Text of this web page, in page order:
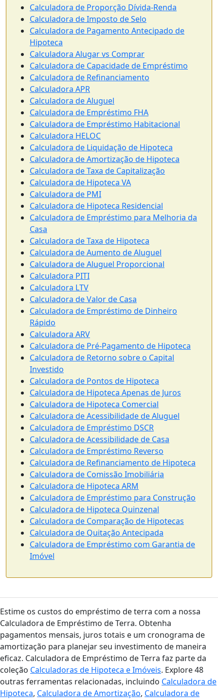
Calculadora de Proporção Dívida-Renda
Calculadora de Imposto de Selo
Calculadora de Pagamento Antecipado de
Hipoteca
Calculadora Alugar vs Comprar
Calculadora de Capacidade de Empréstimo
Calculadora de Refinanciamento
Calculadora APR
Calculadora de Aluguel
Calculadora de Empréstimo FHA
Calculadora de Empréstimo Habitacional
Calculadora HELOC
Calculadora de Liquidação de Hipoteca
Calculadora de Amortização de Hipoteca
Calculadora de Taxa de Capitalização
Calculadora de Hipoteca VA
Calculadora de PMI
Calculadora de Hipoteca Residencial
Calculadora de Empréstimo para Melhoria da
Casa
Calculadora de Taxa de Hipoteca
Calculadora de Aumento de Aluguel
Calculadora de Aluguel Proporcional
Calculadora PITI
Calculadora LTV
Calculadora de Valor de Casa
Calculadora de Empréstimo de Dinheiro
Rápido
Calculadora ARV
Calculadora de Pré-Pagamento de Hipoteca
Calculadora de Retorno sobre o Capital
Investido
Calculadora de Pontos de Hipoteca
Calculadora de Hipoteca Apenas de Juros
Calculadora de Hipoteca Comercial
Calculadora de Acessibilidade de Aluguel
Calculadora de Empréstimo DSCR
Calculadora de Acessibilidade de Casa
Calculadora de Empréstimo Reverso
Calculadora de Refinanciamento de Hipoteca
Calculadora de Comissão Imobiliária
Calculadora de Hipoteca ARM
Calculadora de Empréstimo para Construção
Calculadora de Hipoteca Quinzenal
Calculadora de Comparação de Hipotecas
Calculadora de Quitação Antecipada
Calculadora de Empréstimo com Garantia de
Imóvel
Estime os custos do empréstimo de terra com a nossa
Calculadora de Empréstimo de Terra. Obtenha
pagamentos mensais, juros totais e um cronograma de
amortização para planejar seu investimento de maneira
eficaz. Calculadora de Empréstimo de Terra faz parte da
coleção Calculadoras de Hipoteca e Imóveis. Explore 48
outras ferramentas relacionadas, incluindo Calculadora de
Hipoteca, Calculadora de Amortização, Calculadora de